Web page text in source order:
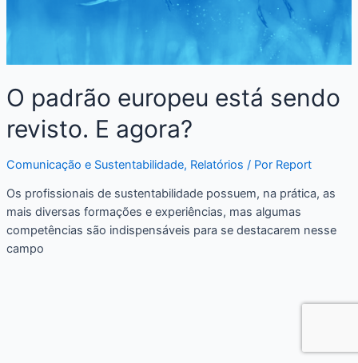
O padrão europeu está sendo
revisto. E agora?
Comunicação e Sustentabilidade, Relatórios / Por Report
Os profissionais de sustentabilidade possuem, na prática, as
mais diversas formações e experiências, mas algumas
competências são indispensáveis para se destacarem nesse
campo